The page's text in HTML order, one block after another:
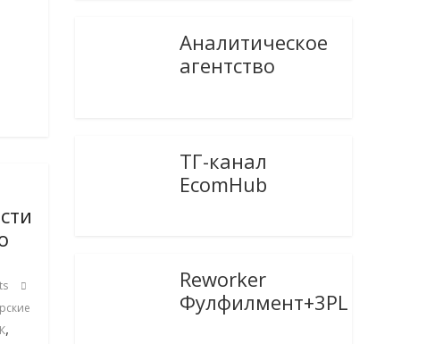
,
Аналитическое
агентство
ТГ-канал
EcomHub
Reworker
Фулфилмент+3PL